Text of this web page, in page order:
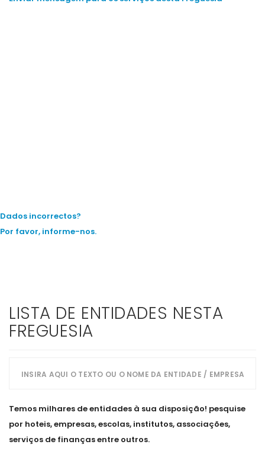
Dados incorrectos?
Por favor, informe-nos.
LISTA DE ENTIDADES NESTA
FREGUESIA
Temos milhares de entidades à sua disposição! pesquise
por hoteis, empresas, escolas, institutos, associações,
serviços de finanças entre outros.